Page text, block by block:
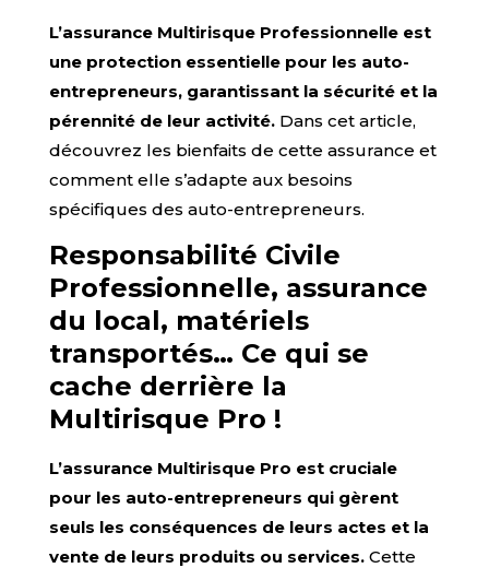
L’assurance Multirisque Professionnelle est
une protection essentielle pour les auto-
entrepreneurs, garantissant la sécurité et la
pérennité de leur activité.Dans cet article,
découvrez les bienfaits de cette assurance et
comment elle s’adapte aux besoins
spécifiques des auto-entrepreneurs.
Responsabilité Civile
Professionnelle, assurance
du local, matériels
transportés… Ce qui se
cache derrière la
Multirisque Pro !
L’assurance Multirisque Pro est cruciale
pour les auto-entrepreneurs qui gèrent
seuls les conséquences de leurs actes et la
vente de leurs produits ou services. Cette